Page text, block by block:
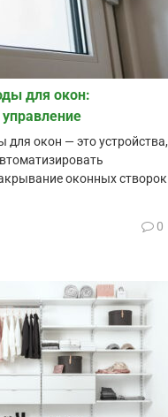
для окон:
для окон — это устройства,
оконных створок
0